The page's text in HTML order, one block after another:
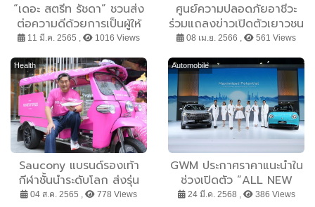
“เดอะ สตรีท รัชดา” ชวนส่ง
ต่อความดีด้วยการเป็นผู้ให้
ในกิจกรรม “Blood
Donation” ครั้งที่ 24
บริจาคโลหิตช่วยชีวิตผู้ป่วย
11 มี.ค. 2565 , 1016 Views
ศูนย์ความปลอดภัยอาชีวะ
ร่วมแถลงข่าวเปิดตัวเยาวชน
ต้นแบบเก่งและดี TO BE
NUMBER ONE IDOL รุ่นที่
13
08 เม.ย. 2566 , 561 Views
Health
Saucony แบรนด์รองเท้า
กีฬาชั้นนำระดับโลก ส่งรุ่น
Endorphin Pro 3 เจ้าแห่ง
04 ส.ค. 2565 , 778 Views
Automobile
GWM ประกาศราคาแนะนำใน
ช่วงเปิดตัว “ALL NEW
GWM HAVAL H6” เริ่มต้น
24 มี.ค. 2568 , 386 Views